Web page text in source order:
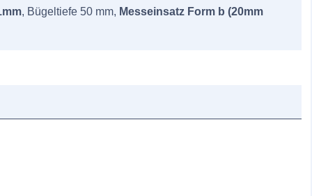
, Bügeltiefe 50 mm, Messeinsatz Form b (20mm